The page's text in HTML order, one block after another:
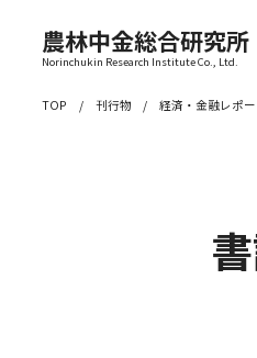
農林中金総合研究所
Norinchukin Research Institute Co., Ltd.
TOP 刊行物 経済・金融レポー